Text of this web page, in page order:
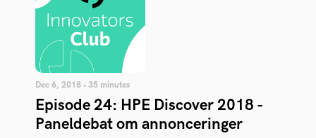
Dec 6, 2018 • 35 minutes
Episode 24: HPE Discover 2018 -
Paneldebat om annonceringer